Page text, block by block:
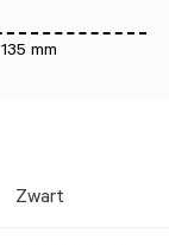
135 mm
Zwart